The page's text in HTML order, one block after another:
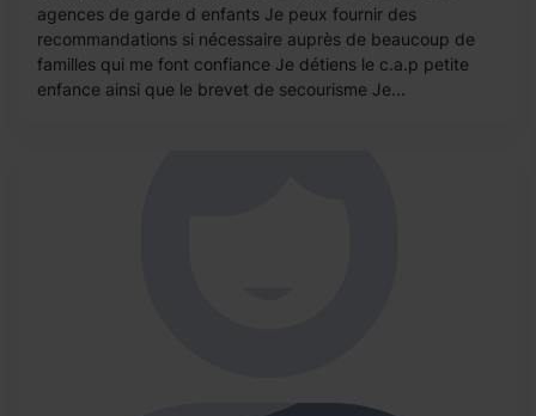
agences de garde d enfants Je peux fournir des
recommandations si nécessaire auprès de beaucoup de
familles qui me font confiance Je détiens le c.a.p petite
enfance ainsi que le brevet de secourisme Je...